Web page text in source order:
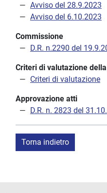
Avviso del 28.9.2023
Avviso del 6.10.2023
Commissione
D.R. n.2290 del
Criteri di valutazione
Criteri di valutazione
Approvazione atti
D.R. n. 2823 del
Torna indietro